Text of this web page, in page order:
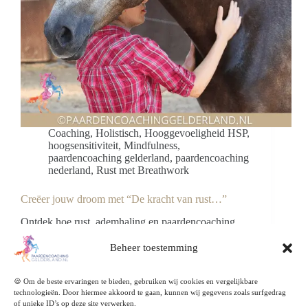
Beheer toestemming
🍪 Om de beste ervaringen te bieden, gebruiken wij cookies en vergelijkbare
technologieën. Door hiermee akkoord te gaan, kunnen wij gegevens zoals surfgedrag
of unieke ID’s op deze site verwerken.
Coaching, Holistisch, Hooggevoeligheid HSP,
hoogsensitiviteit, Mindfulness,
paardencoaching gelderland, paardencoaching
nederland, Rust met Breathwork
Creëer jouw droom met “De kracht van rust…”
Ontdek hoe rust, ademhaling en paardencoaching
met volbloed arabieren je helpen jouw persoonlijke
dromen te creëren. Ervaar verbinding, bewustzijn en
innerlijke balans.
11 februari 2026